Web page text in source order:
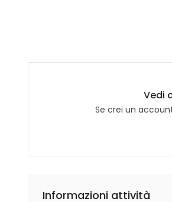
Vedi
Se crei un
Informazioni attività